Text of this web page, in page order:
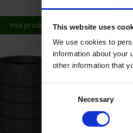
This website uses
We use cookies to
information about your
other information that
Necessary
Visa produkt